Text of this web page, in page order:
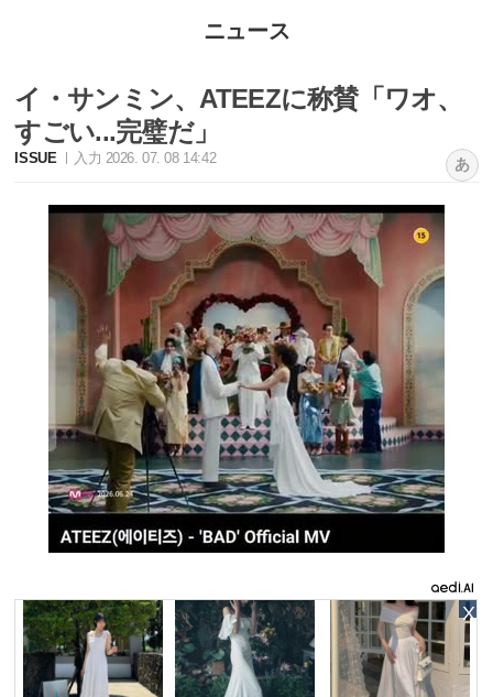
ニュース
イ・サンミン、ATEEZに称賛「ワオ、
すごい...完璧だ」
ISSUE 入力 2026. 07. 08 14:42 あ
X